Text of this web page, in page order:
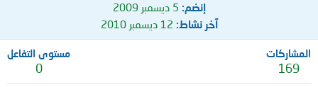
إنضم 5 ديسمبر 2009
آخر نشاط 12 ديسمبر 2010
المشاركات
169
مستوى التفاعل
0